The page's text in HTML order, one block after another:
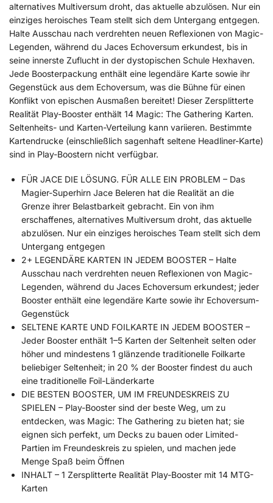
alternatives Multiversum droht, das aktuelle abzulösen. Nur ein
einziges heroisches Team stellt sich dem Untergang entgegen.
Halte Ausschau nach verdrehten neuen Reflexionen von Magic-
Legenden, während du Jaces Echoversum erkundest, bis in
seine innerste Zuflucht in der dystopischen Schule Hexhaven.
Jede Boosterpackung enthält eine legendäre Karte sowie ihr
Gegenstück aus dem Echoversum, was die Bühne für einen
Konflikt von epischen Ausmaßen bereitet! Dieser Zersplitterte
Realität Play-Booster enthält 14 Magic: The Gathering Karten.
Seltenheits- und Karten-Verteilung kann variieren. Bestimmte
Kartendrucke (einschließlich sagenhaft seltene Headliner-Karte)
sind in Play-Boostern nicht verfügbar.
FÜR JACE DIE LÖSUNG. FÜR ALLE EIN PROBLEM – Das
Magier-Superhirn Jace Beleren hat die Realität an die
Grenze ihrer Belastbarkeit gebracht. Ein von ihm
erschaffenes, alternatives Multiversum droht, das aktuelle
abzulösen. Nur ein einziges heroisches Team stellt sich dem
Untergang entgegen
2+ LEGENDÄRE KARTEN IN JEDEM BOOSTER – Halte
Ausschau nach verdrehten neuen Reflexionen von Magic-
Legenden, während du Jaces Echoversum erkundest; jeder
Booster enthält eine legendäre Karte sowie ihr Echoversum-
Gegenstück
SELTENE KARTE UND FOILKARTE IN JEDEM BOOSTER –
Jeder Booster enthält 1–5 Karten der Seltenheit selten oder
höher und mindestens 1 glänzende traditionelle Foilkarte
beliebiger Seltenheit; in 20 % der Booster findest du auch
eine traditionelle Foil-Länderkarte
DIE BESTEN BOOSTER, UM IM FREUNDESKREIS ZU
SPIELEN – Play-Booster sind der beste Weg, um zu
entdecken, was Magic: The Gathering zu bieten hat; sie
eignen sich perfekt, um Decks zu bauen oder Limited-
Partien im Freundeskreis zu spielen, und machen jede
Menge Spaß beim Öffnen
INHALT – 1 Zersplitterte Realität Play-Booster mit 14 MTG-
Karten